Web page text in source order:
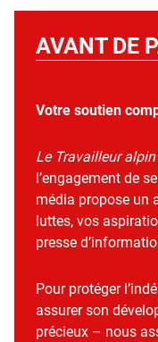
AVANT DE
Votre soutien
Le Travailleur alpin
l’engagement de
média propose un
luttes, vos
presse
Pour protéger
assurer son
précieux – nous